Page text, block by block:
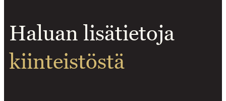
Haluan lisätietoja
kiinteistöstä